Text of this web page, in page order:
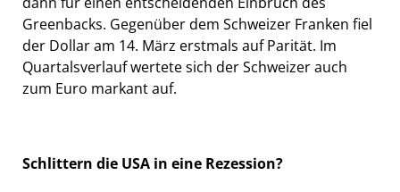
Greenbacks. Gegenüber dem Schweizer Franken fiel
der Dollar am 14. März erstmals auf Parität. Im
Quartalsverlauf wertete sich der Schweizer auch
zum Euro markant auf.
Schlittern die USA in eine Rezession?